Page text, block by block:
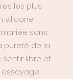
les plus
silicone
sans
pureté de la
sentir libre et
essayage